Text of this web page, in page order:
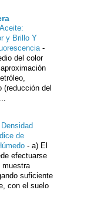
y Brillo Y
-
del color
(reducción del
de
- a) El
efectuarse
muestra
suficiente
con el suelo